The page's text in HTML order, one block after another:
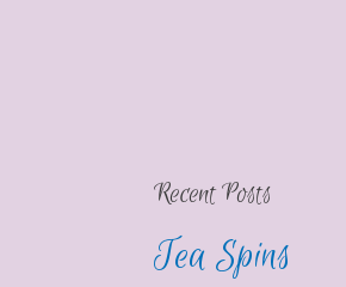
Recent Posts
Tea Spins